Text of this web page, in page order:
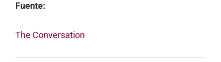
Fuente:
The Conversation